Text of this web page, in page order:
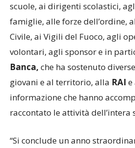
sicurezza e all’ordine pubblico.
scuole, ai dirigenti scolastici,
famiglie, alle forze dell’ordine,
Civile, ai Vigili del Fuoco, agli
volontari, agli sponsor e in
Banca, che ha sostenuto
giovani e al territorio, allaRAIe
informazione che hanno